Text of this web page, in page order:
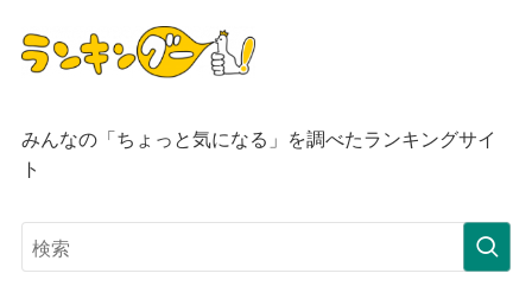
みんなの「ちょっと気になる」を調べたランキングサイ
ト